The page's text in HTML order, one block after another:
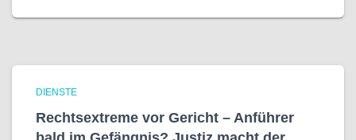
DIENSTE
Rechtsextreme vor Gericht – Anführer